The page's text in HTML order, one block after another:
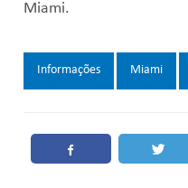
Miami.
Tags:
Informações Miami